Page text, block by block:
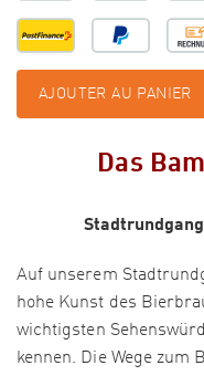
AJOUTER AU PANIER
Das
Auf unserem
hohe Kunst des
wichtigsten
kennen. Die Wege zum